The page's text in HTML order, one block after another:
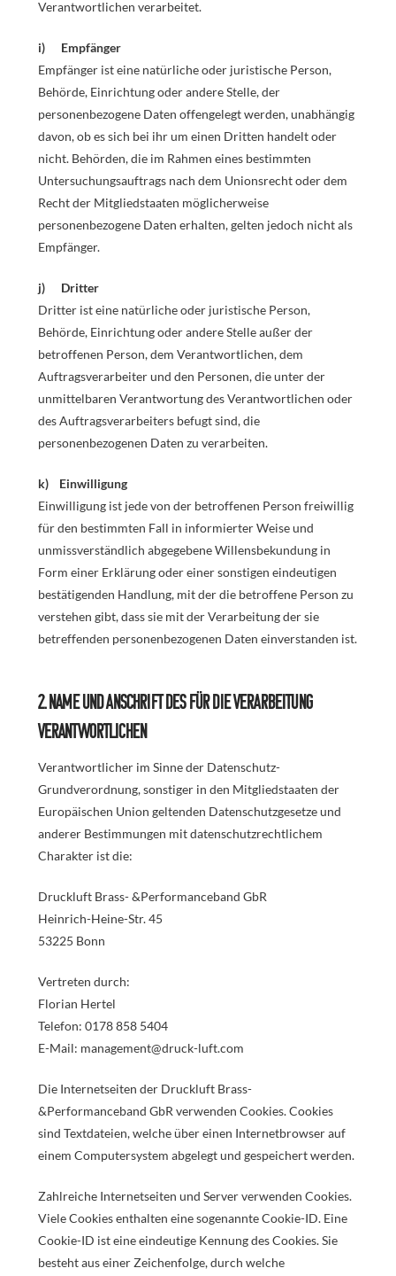
Verantwortlichen verarbeitet.
i) Empfänger
Empfänger ist eine natürliche oder juristische Person,
Behörde, Einrichtung oder andere Stelle, der
personenbezogene Daten offengelegt werden, unabhängig
davon, ob es sich bei ihr um einen Dritten handelt oder
nicht. Behörden, die im Rahmen eines bestimmten
Untersuchungsauftrags nach dem Unionsrecht oder dem
Recht der Mitgliedstaaten möglicherweise
personenbezogene Daten erhalten, gelten jedoch nicht als
Empfänger.
j) Dritter
Dritter ist eine natürliche oder juristische Person,
Behörde, Einrichtung oder andere Stelle außer der
betroffenen Person, dem Verantwortlichen, dem
Auftragsverarbeiter und den Personen, die unter der
unmittelbaren Verantwortung des Verantwortlichen oder
des Auftragsverarbeiters befugt sind, die
personenbezogenen Daten zu verarbeiten.
k) Einwilligung
Einwilligung ist jede von der betroffenen Person freiwillig
für den bestimmten Fall in informierter Weise und
unmissverständlich abgegebene Willensbekundung in
Form einer Erklärung oder einer sonstigen eindeutigen
bestätigenden Handlung, mit der die betroffene Person zu
verstehen gibt, dass sie mit der Verarbeitung der sie
betreffenden personenbezogenen Daten einverstanden ist.
2. Name und Anschrift des für die Verarbeitung
Verantwortlichen
Verantwortlicher im Sinne der Datenschutz-
Grundverordnung, sonstiger in den Mitgliedstaaten der
Europäischen Union geltenden Datenschutzgesetze und
anderer Bestimmungen mit datenschutzrechtlichem
Charakter ist die:
Druckluft Brass- &Performanceband GbR
Heinrich-Heine-Str. 45
53225 Bonn
Vertreten durch:
Florian Hertel
Telefon: 0178 858 5404
E-Mail: management@druck-luft.com
Die Internetseiten der Druckluft Brass-
&Performanceband GbR verwenden Cookies. Cookies
sind Textdateien, welche über einen Internetbrowser auf
einem Computersystem abgelegt und gespeichert werden.
Zahlreiche Internetseiten und Server verwenden Cookies.
Viele Cookies enthalten eine sogenannte Cookie-ID. Eine
Cookie-ID ist eine eindeutige Kennung des Cookies. Sie
besteht aus einer Zeichenfolge, durch welche